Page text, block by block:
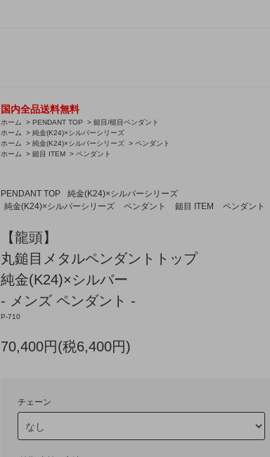
国内全品送料無料
ホーム > PENDANT TOP > 鎚目/槌目ペンダント
ホーム
> 純金(K24)×シルバーシリーズ
ホーム
> 純金(K24)×シルバーシリーズ > ペンダント
ホーム
> 鎚目 ITEM > ペンダント
PENDANT TOP
純金(K24)×シルバーシリーズ
純金(K24)×シルバーシリーズ
ペンダント 鎚目 ITEM ペンダント
【龍頭】
丸鎚目メタルペンダントトップ
純金(K24)×シルバー
- メンズ ペンダント -
P-710
70,400円(税6,400円)
チェーン